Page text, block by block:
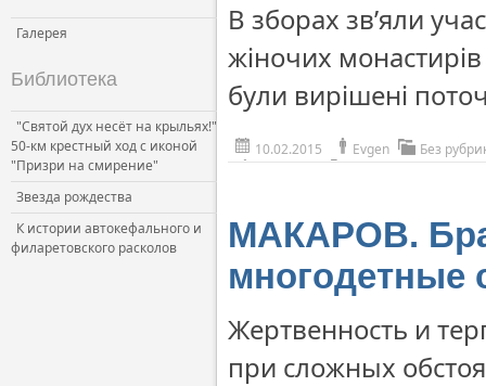
Галерея
Библиотека
"Святой дух несёт на крыльях!"
50-км крестный ход с иконой
"Призри на смирение"
Звезда рождества
К истории автокефального и
филаретовского расколов
В зборах зв’яли
жіночих монастирів
були вирішені
10.02.2015 Evgen Без
МАКАРОВ.
многодетные
Жертвенность и
при сложных